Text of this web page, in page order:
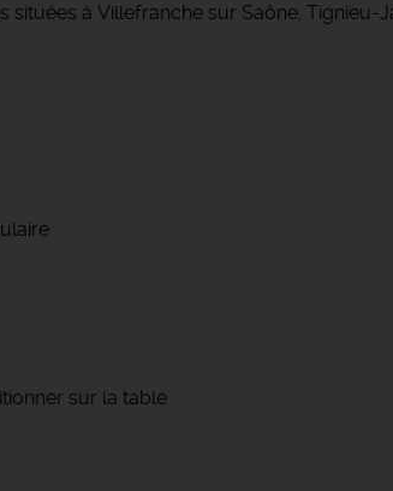
situées à Villefranche sur Saône,
sur la table